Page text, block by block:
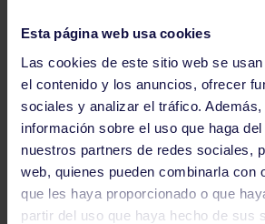
Esta página web usa cookies
Las cookies de este sitio web se
el contenido y los anuncios, ofrecer
sociales y analizar el tráfico.
información sobre el uso que haga
nuestros partners de redes sociales,
web, quienes pueden combinarla con
que les haya proporcionado o que
partir del uso que haya hecho de sus
Hockey 28 Jul 2026